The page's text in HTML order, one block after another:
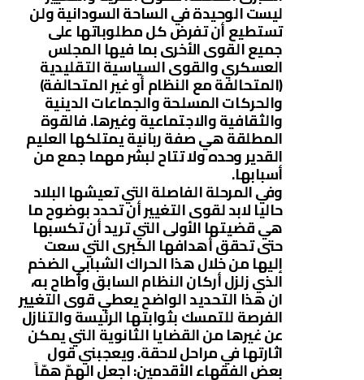
ليست الوحيدة في الساحة السودانية ولن
تستطيع أن تفرض كل مطلوباتها على
جميع القوى الأخرى بما فيها المجلس
العسكري والقوى السياسية التقليدية
(المتحالفة مع النظام أو غير المتحالفة)
والحركات المسلحة والجماعات الدينية
والثقافية والاجتماعية وغيرها. فالقوة
المطلقة هي صفة ربانية يمتلكها العليم
القدير وحده ولا تتاح لبشر مهما جمع من
أسبابها.
وفي المرحلة الفاصلة التي تعيشها البلاد
حاليا لابد لقوى التغيير أن تحدد بوضوح ما
هي قضيتها الأولى التي تريد أن تكسبها
حتى تحقق أهدافها الكبرى التي سعت
إليها من خلال هذا الحراك الشبابي الضخم
الذي زلزل أركان النظام السابق وأطاح به،
ان هذا التحديد الواضح يعطي قوى التغيير
الفرصة للتمسك بثوابتها الرئيسة والتنازل
عن غيرها من القضايا الثانوية التي يمكن
اثارتها في مراحل لاحقة. ويعجبني قول
بعض الفقهاء الأقدمين: اجعل الهمّ همّاً